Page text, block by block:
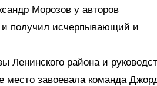
Морозов у авторов
и получил исчерпывающий и
Ленинского района и
место завоевала команда